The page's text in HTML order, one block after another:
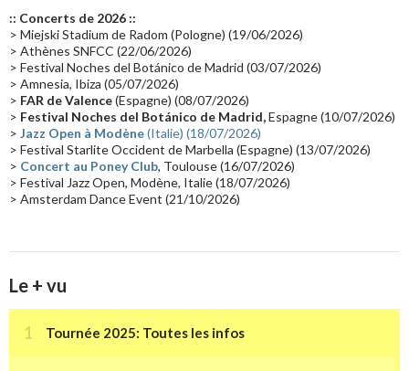
Passages radio Vidéo Jarrecast (16) Synthé 80's
Les concerts en Chine(16) Cinéma
Synthé Roland(15) Belgique(15)
(14) Astronomie (14)
Tournée 2025(14) 2024(14) Chine(13)
:: Concerts de 2026 ::
> Miejski Stadium de Radom (Pologne) (19/06/2026)
> Athènes SNFCC (22/06/2026)
> Festival Noches del Botánico de Madrid (03/07/2026)
> Amnesia, Ibiza (05/07/2026)
> FAR de Valence(Espagne) (08/07/2026)
> Festival Noches del Botánico de Madrid,Espagne (10/07/2026)
> Jazz Open à Modène(Italie) (18/07/2026)
> Festival Starlite Occident de Marbella (Espagne) (13/07/2026)
> Concert au Poney Club, Toulouse (16/07/2026)
> Festival Jazz Open, Modène, Italie (18/07/2026)
> Amsterdam Dance Event (21/10/2026)
Le + vu